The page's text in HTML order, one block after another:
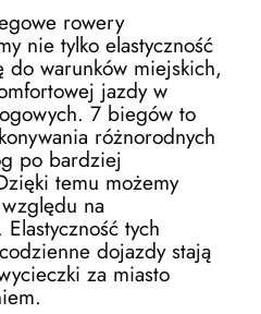
rowery
nie tylko elastyczność
do warunków miejskich,
jazdy w
7 biegów to
różnorodnych
po bardziej
temu możemy
na
Elastyczność tych
dojazdy stają
za miasto